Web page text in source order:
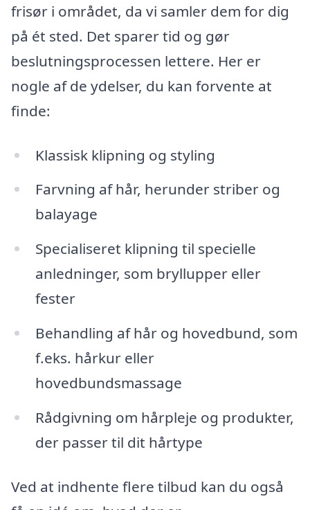
frisør i området, da vi samler dem for dig
på ét sted. Det sparer tid og gør
beslutningsprocessen lettere. Her er
nogle af de ydelser, du kan forvente at
finde:
Klassisk klipning og styling
Farvning af hår, herunder striber og
balayage
Specialiseret klipning til specielle
anledninger, som bryllupper eller
fester
Behandling af hår og hovedbund, som
f.eks. hårkur eller
hovedbundsmassage
Rådgivning om hårpleje og produkter,
der passer til dit hårtype
Ved at indhente flere tilbud kan du også